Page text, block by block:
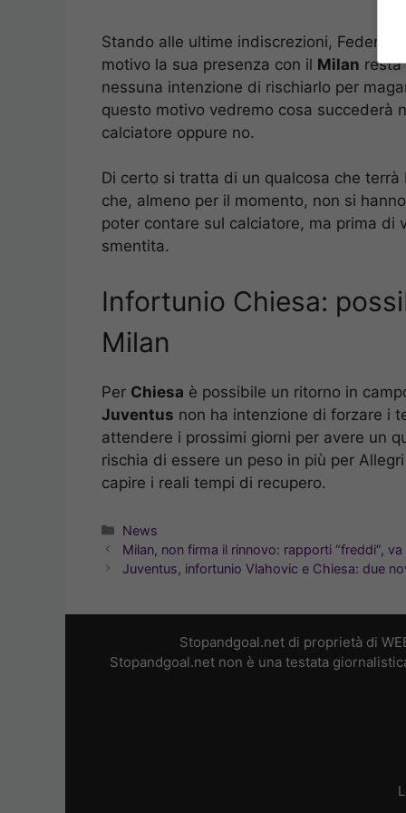
Stando alle ultime indiscrezioni, Federico
motivo la sua presenza con il Milan
nessuna intenzione di rischiarlo per
questo motivo vedremo cosa succederà
calciatore oppure no.
Di certo si tratta di un qualcosa che
che, almeno per il momento, non si
poter contare sul calciatore, ma prima
smentita.
Infortunio Chiesa:
Milan
Per Chiesa è possibile un ritorno in
Juventus non ha intenzione di forzare i
attendere i prossimi giorni per avere un
rischia di essere un peso in più per
capire i reali tempi di recupero.
Categorie
News
Milan, non firma il rinnovo: rapporti “freddi”, va
Juventus, infortunio Vlahovic e Chiesa: due
Stopandgoal.net di proprietà di
Stopandgoal.net non è una testata